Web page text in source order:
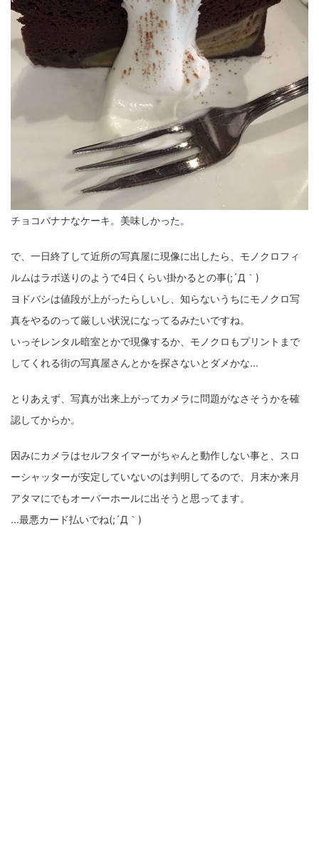
ローライコード
チョコバナナなケーキ。美味しかった。
で、一日終了して近所の写真屋に現像に出したら、モノクロフィ
ルムはラボ送りのようで4日くらい掛かるとの事(;´Д｀)
ヨドバシは値段が上がったらしいし、知らないうちにモノクロ写
真をやるのって厳しい状況になってるみたいですね。
いっそレンタル暗室とかで現像するか、モノクロもプリントまで
してくれる街の写真屋さんとかを探さないとダメかな...
とりあえず、写真が出来上がってカメラに問題がなさそうかを確
認してからか。
因みにカメラはセルフタイマーがちゃんと動作しない事と、スロ
ーシャッターが安定していないのは判明してるので、月末か来月
アタマにでもオーバーホールに出そうと思ってます。
...最悪カード払いでね(;´Д｀)